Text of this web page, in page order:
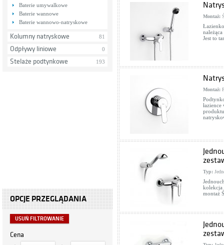
Baterie umywalkowe
Baterie wannowe
Baterie wannowo-natryskowe
Kolumny natryskowe 81
Odpływy liniowe 0
Stelaże podtynkowe 193
OPCJE PRZEGLĄDANIA
USUŃ FILTROWANIE
Cena
Montaż:
Jest to
Montaż:
Typ:
kolekcja
montaż